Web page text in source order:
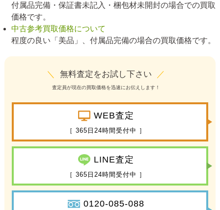
付属品完備・保証書未記入・梱包材未開封の場合での買取
価格です。
中古参考買取価格について
程度の良い「美品」、付属品完備の場合の買取価格です。
＼ 無料査定をお試し下さい ／
査定員が現在の買取価格を迅速にお伝えします！
WEB査定
［ 365日24時間受付中 ］
LINE査定
［ 365日24時間受付中 ］
0120-085-088